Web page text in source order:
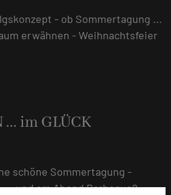
- ob Sommertagung ...
erwähnen - Weihnachtsfeier
im GLÜCK
schöne Sommertagung -
und am Abend Barbecue?